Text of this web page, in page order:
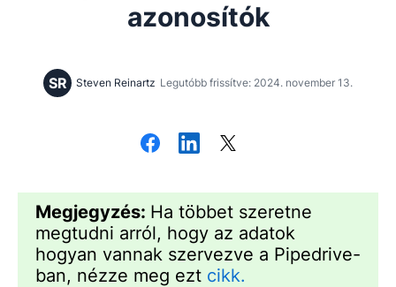
azonosítók
SR Steven Reinartz Legutóbb frissítve: 2024. november 13.
Megjegyzés: Ha többet szeretne
megtudni arról, hogy az adatok
hogyan vannak szervezve a Pipedrive-
ban, nézze meg ezt cikk.